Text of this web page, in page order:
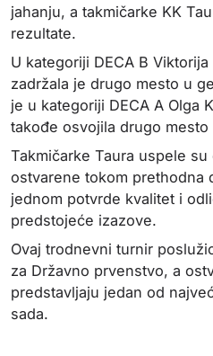
jahanju, a takmičarke KK
rezultate.
U kategoriji DECA B
zadržala je drugo mesto u
je u kategoriji DECA A Olga
takođe osvojila drugo
Takmičarke Taura uspele
ostvarene tokom prethodna
jednom potvrde kvalitet i
predstojeće izazove.
Ovaj trodnevni turnir
za Državno prvenstvo, a
predstavljaju jedan od
sada.